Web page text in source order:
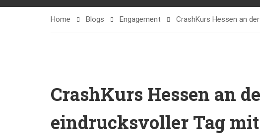
Home Blogs Engagement CrashKurs Hessen an
CrashKurs Hessen an
eindrucksvoller Tag